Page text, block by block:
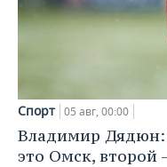
Спорт 05 авг, 00:00
Владимир
это Омск, второй